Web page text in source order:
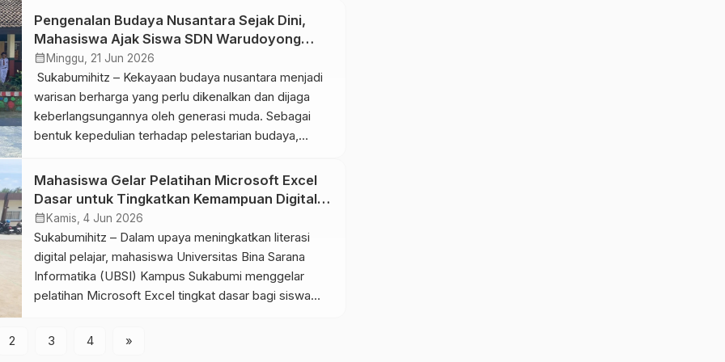
Kewarganegaraan (PKN) bertema “Bela Negara Sejak
Dini”, Ketua Kelompok Sholah Faridudin bersama tim
mengajak 15 siswa kelas III memahami bahwa bela
negara dapat dimulai dari […]
Pengenalan Budaya Nusantara Sejak Dini,
Mahasiswa Ajak Siswa SDN Warudoyong
Mengenal Keragaman Indonesia
calendar_month Minggu, 21 Jun 2026
Sukabumihitz – Kekayaan budaya nusantara menjadi
warisan berharga yang perlu dikenalkan dan dijaga
keberlangsungannya oleh generasi muda. Sebagai
bentuk kepedulian terhadap pelestarian budaya,
Sukabumi menggelar kegiatan Pengabdian Kepada
Masyarakat (PKM) di SDN Warudoyong, Kota
Sukabumi, pada Sabtu (21/6). Kegiatan ini mengajak
siswa sekolah dasar untuk mengenal kembali
kekayaan budaya […]
Mahasiswa Gelar Pelatihan Microsoft Excel
Dasar untuk Tingkatkan Kemampuan Digital
Siswa MTSs Al-Karomah
calendar_month Kamis, 4 Jun 2026
Sukabumihitz – Dalam upaya meningkatkan literasi
digital pelajar, mahasiswa Universitas Bina Sarana
Informatika (UBSI) Kampus Sukabumi menggelar
pelatihan Microsoft Excel tingkat dasar bagi siswa
Kegiatan yang berlangsung pukul 10.00 hingga 11.30
2 3 4 »